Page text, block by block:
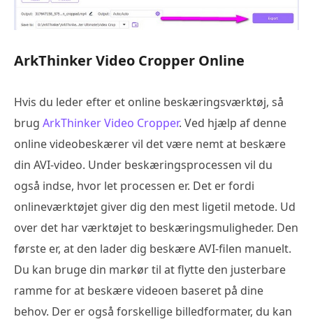
ArkThinker Video Cropper Online
Hvis du leder efter et online beskæringsværktøj, så
brug ArkThinker Video Cropper. Ved hjælp af denne
online videobeskærer vil det være nemt at beskære
din AVI-video. Under beskæringsprocessen vil du
også indse, hvor let processen er. Det er fordi
onlineværktøjet giver dig den mest ligetil metode. Ud
over det har værktøjet to beskæringsmuligheder. Den
første er, at den lader dig beskære AVI-filen manuelt.
Du kan bruge din markør til at flytte den justerbare
ramme for at beskære videoen baseret på dine
behov. Der er også forskellige billedformater, du kan